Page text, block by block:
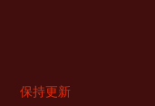
保持更新